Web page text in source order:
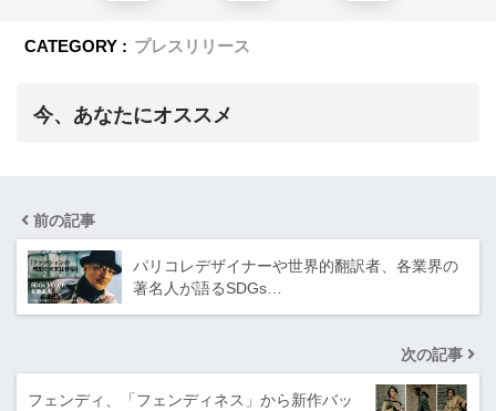
CATEGORY : プレスリリース
今、あなたにオススメ
前の記事
パリコレデザイナーや世界的翻訳者、各業界の
著名人が語るSDGs…
次の記事
フェンディ、「フェンディネス」から新作バッ